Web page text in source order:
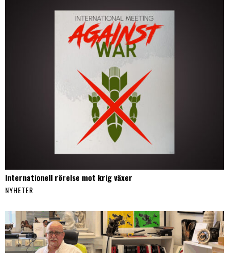
Internationell rörelse mot krig växer
NYHETER